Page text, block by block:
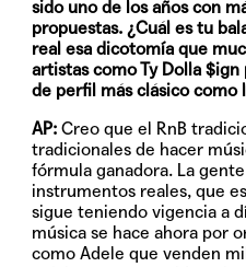
sido uno de los años con
propuestas. ¿Cuál es tu
real esa dicotomía que
artistas como Ty Dolla
de perfil más clásico como
AP: Creo que el RnB
tradicionales de hacer
fórmula ganadora. La
instrumentos reales, que
sigue teniendo vigencia a
música se hace ahora por
como Adele que venden